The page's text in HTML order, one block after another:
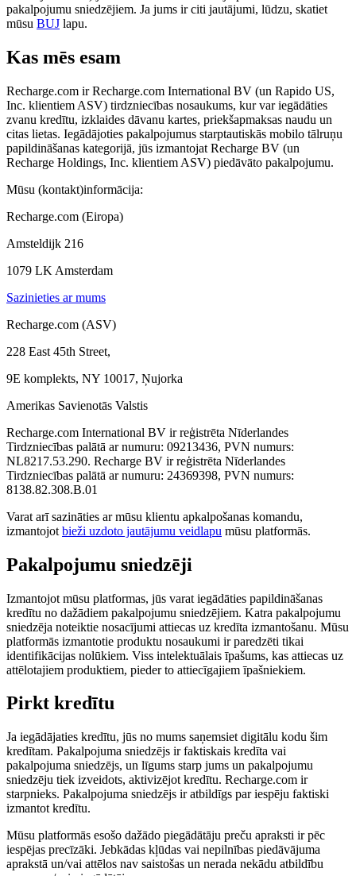
pakalpojumu sniedzējiem. Ja jums ir citi jautājumi, lūdzu, skatiet
mūsu BUJ lapu.
Kas mēs esam
Recharge.com ir Recharge.com International BV (un Rapido US,
Inc. klientiem ASV) tirdzniecības nosaukums, kur var iegādāties
zvanu kredītu, izklaides dāvanu kartes, priekšapmaksas naudu un
citas lietas. Iegādājoties pakalpojumus starptautiskās mobilo tālruņu
papildināšanas kategorijā, jūs izmantojat Recharge BV (un
Recharge Holdings, Inc. klientiem ASV) piedāvāto pakalpojumu.
Mūsu (kontakt)informācija:
Recharge.com (Eiropa)
Amsteldijk 216
1079 LK Amsterdam
Sazinieties ar mums
Recharge.com (ASV)
228 East 45th Street,
9E komplekts, NY 10017, Ņujorka
Amerikas Savienotās Valstis
Recharge.com International BV ir reģistrēta Nīderlandes
Tirdzniecības palātā ar numuru: 09213436, PVN numurs:
NL8217.53.290. Recharge BV ir reģistrēta Nīderlandes
Tirdzniecības palātā ar numuru: 24369398, PVN numurs:
8138.82.308.B.01
Varat arī sazināties ar mūsu klientu apkalpošanas komandu,
izmantojot bieži uzdoto jautājumu veidlapu mūsu platformās.
Pakalpojumu sniedzēji
Izmantojot mūsu platformas, jūs varat iegādāties papildināšanas
kredītu no dažādiem pakalpojumu sniedzējiem. Katra pakalpojumu
sniedzēja noteiktie nosacījumi attiecas uz kredīta izmantošanu. Mūsu
platformās izmantotie produktu nosaukumi ir paredzēti tikai
identifikācijas nolūkiem. Viss intelektuālais īpašums, kas attiecas uz
attēlotajiem produktiem, pieder to attiecīgajiem īpašniekiem.
Pirkt kredītu
Ja iegādājaties kredītu, jūs no mums saņemsiet digitālu kodu šim
kredītam. Pakalpojuma sniedzējs ir faktiskais kredīta vai
pakalpojuma sniedzējs, un līgums starp jums un pakalpojumu
sniedzēju tiek izveidots, aktivizējot kredītu. Recharge.com ir
starpnieks. Pakalpojuma sniedzējs ir atbildīgs par iespēju faktiski
izmantot kredītu.
Mūsu platformās esošo dažādo piegādātāju preču apraksti ir pēc
iespējas precīzāki. Jebkādas kļūdas vai nepilnības piedāvājuma
aprakstā un/vai attēlos nav saistošas ​​un nerada nekādu atbildību